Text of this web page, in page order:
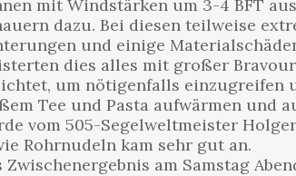
mit Windstärken um 3-4 BFT
dazu. Bei diesen teilweise
und einige
dies alles mit großer
um nötigenfalls einzugreifen
Tee und Pasta aufwärmen und
vom 505-Segelweltmeister
Rohrnudeln kam sehr gut an.
Zwischenergebnis am Samstag